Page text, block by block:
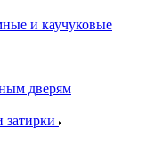
и каучуковые
дверям
затирки